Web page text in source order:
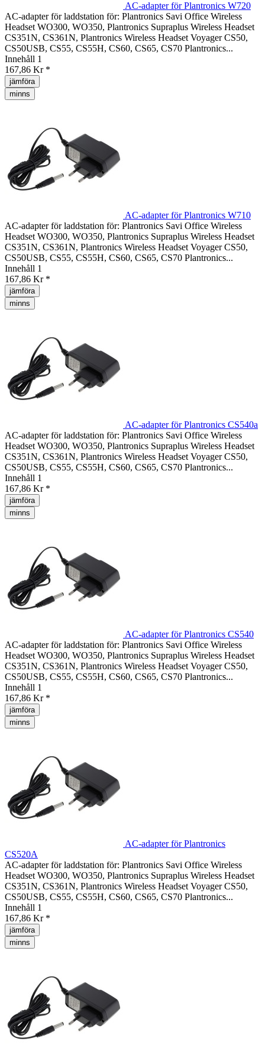
AC-adapter för Plantronics W720
AC-adapter för laddstation för: Plantronics Savi Office Wireless
Headset WO300, WO350, Plantronics Supraplus Wireless Headset
CS351N, CS361N, Plantronics Wireless Headset Voyager CS50,
CS50USB, CS55, CS55H, CS60, CS65, CS70 Plantronics...
Innehåll 1
167,86 Kr *
jämföra
minns
AC-adapter för Plantronics W710
AC-adapter för laddstation för: Plantronics Savi Office Wireless
Headset WO300, WO350, Plantronics Supraplus Wireless Headset
CS351N, CS361N, Plantronics Wireless Headset Voyager CS50,
CS50USB, CS55, CS55H, CS60, CS65, CS70 Plantronics...
Innehåll 1
167,86 Kr *
jämföra
minns
AC-adapter för Plantronics CS540a
AC-adapter för laddstation för: Plantronics Savi Office Wireless
Headset WO300, WO350, Plantronics Supraplus Wireless Headset
CS351N, CS361N, Plantronics Wireless Headset Voyager CS50,
CS50USB, CS55, CS55H, CS60, CS65, CS70 Plantronics...
Innehåll 1
167,86 Kr *
jämföra
minns
AC-adapter för Plantronics CS540
AC-adapter för laddstation för: Plantronics Savi Office Wireless
Headset WO300, WO350, Plantronics Supraplus Wireless Headset
CS351N, CS361N, Plantronics Wireless Headset Voyager CS50,
CS50USB, CS55, CS55H, CS60, CS65, CS70 Plantronics...
Innehåll 1
167,86 Kr *
jämföra
minns
AC-adapter för Plantronics
CS520A
AC-adapter för laddstation för: Plantronics Savi Office Wireless
Headset WO300, WO350, Plantronics Supraplus Wireless Headset
CS351N, CS361N, Plantronics Wireless Headset Voyager CS50,
CS50USB, CS55, CS55H, CS60, CS65, CS70 Plantronics...
Innehåll 1
167,86 Kr *
jämföra
minns